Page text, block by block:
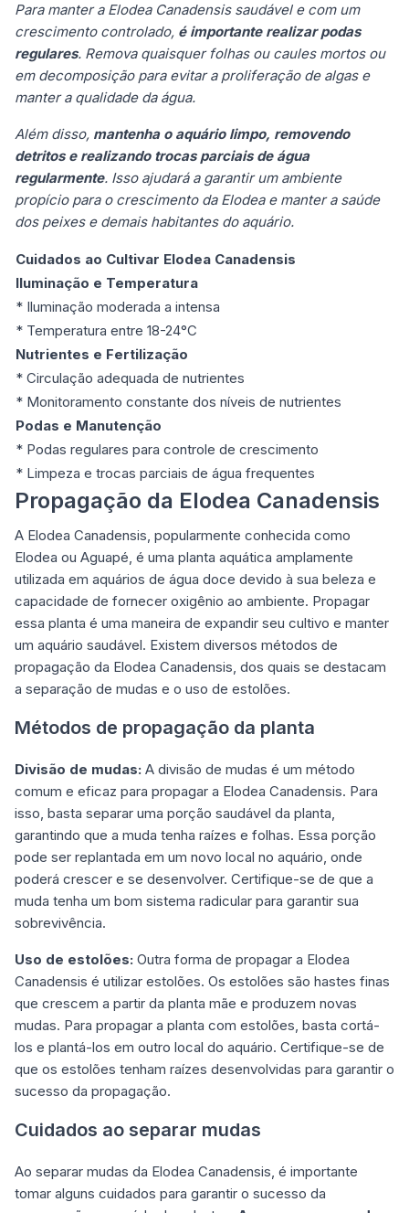
Para manter a Elodea Canadensis saudável e com um
crescimento controlado, é importante realizar podas
regulares. Remova quaisquer folhas ou caules mortos ou
em decomposição para evitar a proliferação de algas e
manter a qualidade da água.
Além disso, mantenha o aquário limpo, removendo
detritos e realizando trocas parciais de água
regularmente. Isso ajudará a garantir um ambiente
propício para o crescimento da Elodea e manter a saúde
dos peixes e demais habitantes do aquário.
Cuidados ao Cultivar Elodea Canadensis
Iluminação e Temperatura
* Iluminação moderada a intensa
* Temperatura entre 18-24°C
Nutrientes e Fertilização
* Circulação adequada de nutrientes
* Monitoramento constante dos níveis de nutrientes
Podas e Manutenção
* Podas regulares para controle de crescimento
* Limpeza e trocas parciais de água frequentes
Propagação da Elodea Canadensis
A Elodea Canadensis, popularmente conhecida como
Elodea ou Aguapé, é uma planta aquática amplamente
utilizada em aquários de água doce devido à sua beleza e
capacidade de fornecer oxigênio ao ambiente. Propagar
essa planta é uma maneira de expandir seu cultivo e manter
um aquário saudável. Existem diversos métodos de
propagação da Elodea Canadensis, dos quais se destacam
a separação de mudas e o uso de estolões.
Métodos de propagação da planta
Divisão de mudas: A divisão de mudas é um método
comum e eficaz para propagar a Elodea Canadensis. Para
isso, basta separar uma porção saudável da planta,
garantindo que a muda tenha raízes e folhas. Essa porção
pode ser replantada em um novo local no aquário, onde
poderá crescer e se desenvolver. Certifique-se de que a
muda tenha um bom sistema radicular para garantir sua
sobrevivência.
Uso de estolões: Outra forma de propagar a Elodea
Canadensis é utilizar estolões. Os estolões são hastes finas
que crescem a partir da planta mãe e produzem novas
mudas. Para propagar a planta com estolões, basta cortá-
los e plantá-los em outro local do aquário. Certifique-se de
que os estolões tenham raízes desenvolvidas para garantir o
sucesso da propagação.
Cuidados ao separar mudas
Ao separar mudas da Elodea Canadensis, é importante
tomar alguns cuidados para garantir o sucesso da